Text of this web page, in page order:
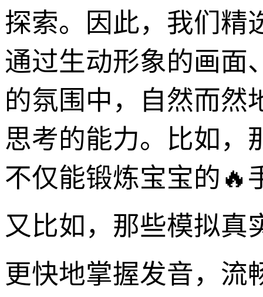
探索。因此，我们精
通过生动形象的画面
的氛围中，自然而然
思考的能力。比如，
不仅能锻炼宝宝的🔥
又比如，那些模拟真
更快地掌握发音，流